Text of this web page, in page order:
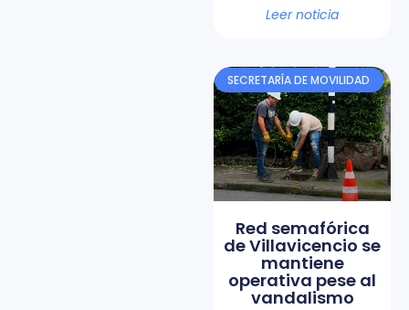
Leer noticia
SECRETARÍA DE MOVILIDAD
Red semafórica
de Villavicencio se
mantiene
operativa pese al
vandalismo